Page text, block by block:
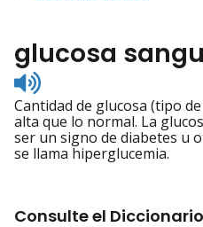
glucosa
Listen
to
pronunciation
Cantidad de glucosa (tipo
alta que lo normal. La
ser un signo de diabetes u
se llama hiperglucemia.
Consulte el